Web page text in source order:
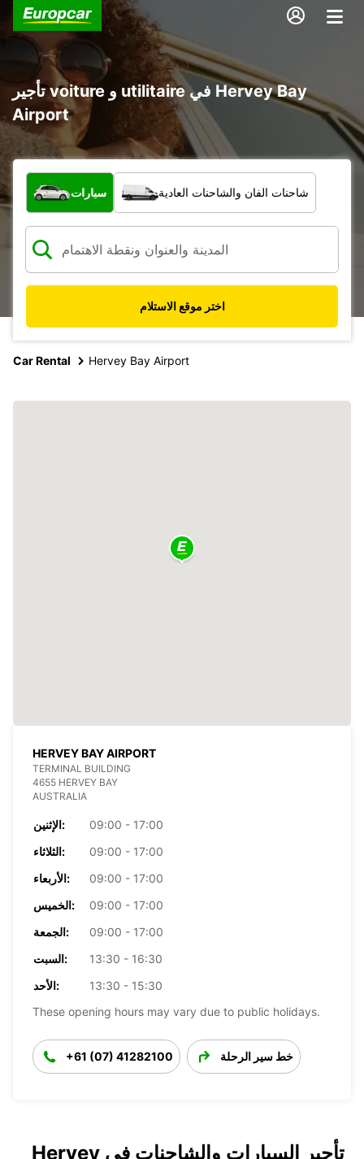
تأجير voiture و utilitaire في Hervey Bay
Airport
ما نوع المركبة؟
سيارات شاحنات الفان والشاحنات العادية
اختر موقع الاستلام
Car Rental Hervey Bay Airport
HERVEY BAY AIRPORT
TERMINAL BUILDING
4655 HERVEY BAY
AUSTRALIA
الإثنين:
09:00 - 17:00
الثلاثاء:
09:00 - 17:00
الأربعاء:
09:00 - 17:00
الخميس:
09:00 - 17:00
الجمعة:
09:00 - 17:00
السبت:
13:30 - 16:30
الأحد:
13:30 - 15:30
These opening hours may vary due to public holidays.
+61 (07) 41282100 خط سير الرحلة
تأجير السيارات والشاحنات في Hervey